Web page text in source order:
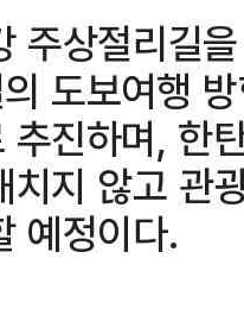
주상절리길
도보여행
진하며, 한
지 않고 관
예정이다.